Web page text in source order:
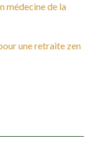
médecine de la
une retraite zen